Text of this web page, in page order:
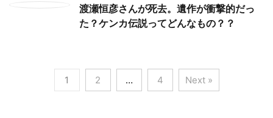
渡瀬恒彦さんが死去。遺作が衝撃的だっ
た？ケンカ伝説ってどんなもの？？
1 2 … 4 Next »